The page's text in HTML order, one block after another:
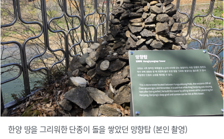
한양 땅을 그리워한 단종이 돌을 쌓았던 망향탑 (본인 촬영)